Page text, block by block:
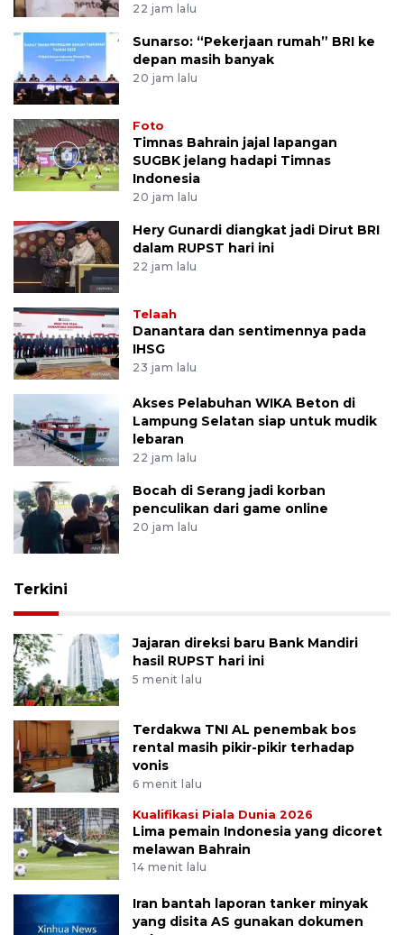
22 jam lalu
Sunarso: “Pekerjaan rumah” BRI ke
depan masih banyak
20 jam lalu
Foto
Timnas Bahrain jajal lapangan
SUGBK jelang hadapi Timnas
Indonesia
20 jam lalu
Hery Gunardi diangkat jadi Dirut BRI
dalam RUPST hari ini
22 jam lalu
Telaah
Danantara dan sentimennya pada
IHSG
23 jam lalu
Akses Pelabuhan WIKA Beton di
Lampung Selatan siap untuk mudik
lebaran
22 jam lalu
Bocah di Serang jadi korban
penculikan dari game online
20 jam lalu
Terkini
Jajaran direksi baru Bank Mandiri
hasil RUPST hari ini
5 menit lalu
Terdakwa TNI AL penembak bos
rental masih pikir-pikir terhadap
vonis
6 menit lalu
Kualifikasi Piala Dunia 2026
Lima pemain Indonesia yang dicoret
melawan Bahrain
14 menit lalu
Iran bantah laporan tanker minyak
yang disita AS gunakan dokumen